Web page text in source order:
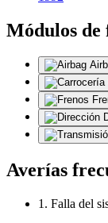
Módulos de
Averías
1. Falla del